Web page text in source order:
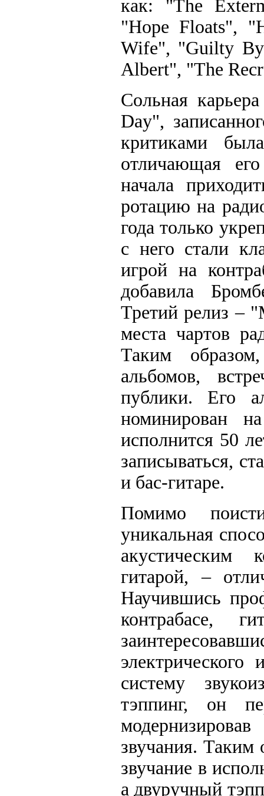
как: "The
"Hope Floats",
Wife", "Guilty By
Albert", "The
Сольная
Day",
критиками
отличающая
начала
ротацию на
года только
с него стали
игрой на
добавила
Третий релиз –
места чартов
Таким
альбомов,
публики. Его
номинирован
исполнится 50
записываться,
и бас-гитаре.
Помимо
уникальная
акустическим
гитарой, –
Научившись
контрабасе,
электрического
систему
тэппинг, он
звучания. Таким
звучание в
а двуручный